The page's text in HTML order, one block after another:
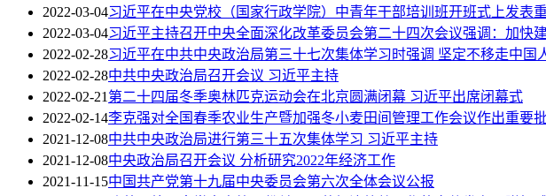
2022-03-04习近平在中央党校（国家行政学院）中青年干部培训班开班式上发表
2022-03-04习近平主持召开中央全面深化改革委员会第二十四次会议强调：加快
2022-02-28习近平在中共中央政治局第三十七次集体学习时强调 坚定不移走中国
2022-02-28中共中央政治局召开会议 习近平主持
2022-02-21第二十四届冬季奥林匹克运动会在北京圆满闭幕 习近平出席闭幕式
2022-02-14李克强对全国春季农业生产暨加强冬小麦田间管理工作会议作出重要
2021-12-08中共中央政治局进行第三十五次集体学习 习近平主持
2021-12-08中央政治局召开会议 分析研究2022年经济工作
2021-11-15中国共产党第十九届中央委员会第六次全体会议公报